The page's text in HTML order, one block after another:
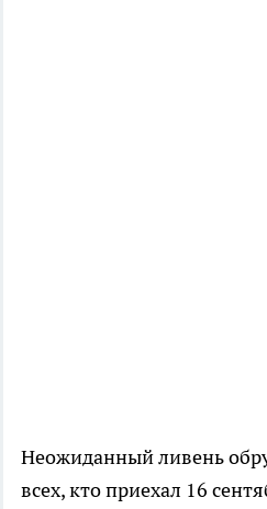
Неожиданный ливень
всех, кто приехал 16